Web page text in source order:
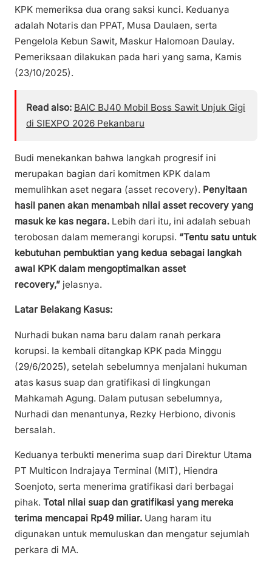
KPK memeriksa dua orang saksi kunci. Keduanya
adalah Notaris dan PPAT, Musa Daulaen, serta
Pengelola Kebun Sawit, Maskur Halomoan Daulay.
Pemeriksaan dilakukan pada hari yang sama, Kamis
(23/10/2025).
Read also: BAIC BJ40 Mobil Boss Sawit Unjuk Gigi
di SIEXPO 2026 Pekanbaru
Budi menekankan bahwa langkah progresif ini
merupakan bagian dari komitmen KPK dalam
memulihkan aset negara (asset recovery). Penyitaan
hasil panen akan menambah nilai asset recovery yang
masuk ke kas negara. Lebih dari itu, ini adalah sebuah
terobosan dalam memerangi korupsi. “Tentu satu untuk
kebutuhan pembuktian yang kedua sebagai langkah
awal KPK dalam mengoptimalkan asset
recovery,” jelasnya.
Latar Belakang Kasus:
Nurhadi bukan nama baru dalam ranah perkara
korupsi. Ia kembali ditangkap KPK pada Minggu
(29/6/2025), setelah sebelumnya menjalani hukuman
atas kasus suap dan gratifikasi di lingkungan
Mahkamah Agung. Dalam putusan sebelumnya,
Nurhadi dan menantunya, Rezky Herbiono, divonis
bersalah.
Keduanya terbukti menerima suap dari Direktur Utama
PT Multicon Indrajaya Terminal (MIT), Hiendra
Soenjoto, serta menerima gratifikasi dari berbagai
pihak. Total nilai suap dan gratifikasi yang mereka
terima mencapai Rp49 miliar. Uang haram itu
digunakan untuk memuluskan dan mengatur sejumlah
perkara di MA.